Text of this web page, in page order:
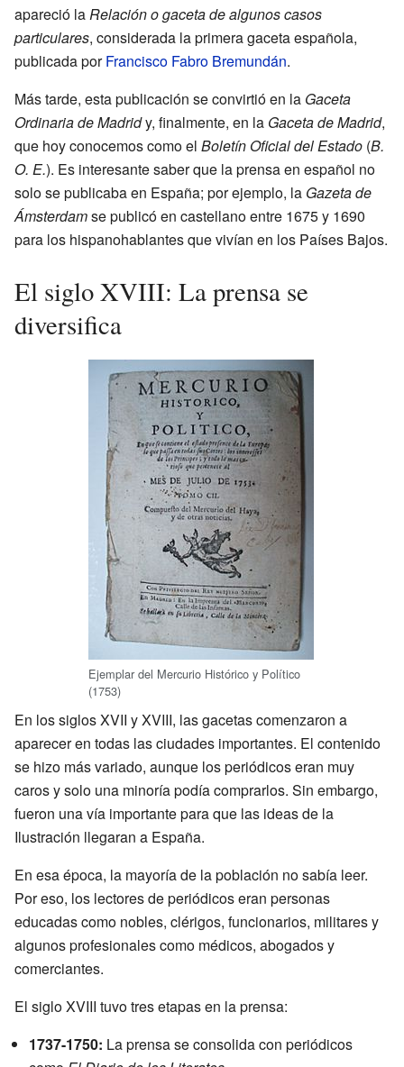
apareció laRelación o gaceta de algunos casos
particulares, considerada la primera gaceta española,
publicada porFrancisco Fabro Bremundán.
Más tarde, esta publicación se convirtió en la Gaceta
Ordinaria de Madridy, finalmente, en la Gaceta de Madrid,
que hoy conocemos como el Boletín Oficial del Estado (B.
O. E.). Es interesante saber que la prensa en español no
solo se publicaba en España; por ejemplo, la Gazeta de
Ámsterdamse publicó en castellano entre 1675 y 1690
para los hispanohablantes que vivían en los Países Bajos.
El siglo XVIII: La prensa se
diversifica
Ejemplar del Mercurio Histórico y Político
(1753)
En los siglos XVII y XVIII, las gacetas comenzaron a
aparecer en todas las ciudades importantes. El contenido
se hizo más variado, aunque los periódicos eran muy
caros y solo una minoría podía comprarlos. Sin embargo,
fueron una vía importante para que las ideas de la
Ilustración llegaran a España.
En esa época, la mayoría de la población no sabía leer.
Por eso, los lectores de periódicos eran personas
educadas como nobles, clérigos, funcionarios, militares y
algunos profesionales como médicos, abogados y
comerciantes.
El siglo XVIII tuvo tres etapas en la prensa:
1737-1750: La prensa se consolida con periódicos